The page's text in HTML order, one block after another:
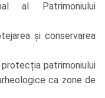
al Patrimoniului
și conservarea
patrimoniului
ca zone de